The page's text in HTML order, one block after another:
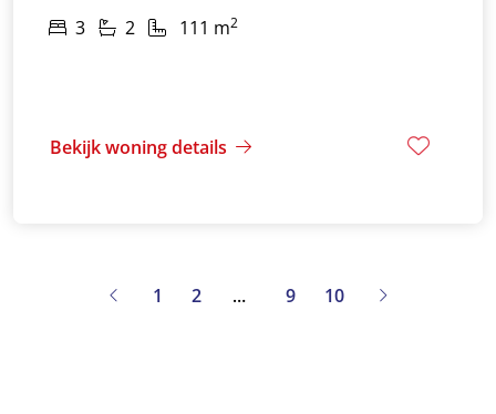
3
2 111 m2
Bekijk woning details
1 2 9 10